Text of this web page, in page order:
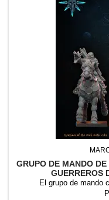
GRUPO DE MANDO
GUERREROS
El grupo de mando